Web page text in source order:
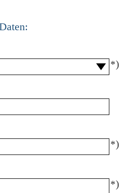
*)
*)
*)